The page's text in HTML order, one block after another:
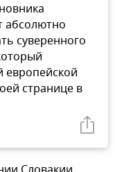
абсолютно
суверенного
европейской
странице в